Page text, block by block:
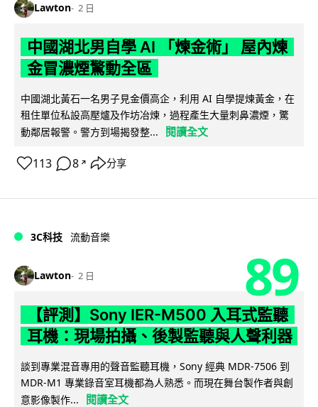
Lawton 2 日
中國湖北男自學 AI 「煉金術」 屋內煉
金冒濃煙驚動全區
中國湖北黃石一名男子見金價高企，利用 AI 自學提煉黃金，在
租住單位私設高壓爐及作坊冶煉，過程產生大量刺鼻濃煙，驚
動鄰居報警。警方到場揭發整...
閱讀全文
113 8 ↗ 分享
3C科技 流動音樂
Lawton 2 日 89
【評測】Sony IER-M500 入耳式監聽
耳機：現場拍攝、後製監聽與人聲利器
談到專業混音專用的聲音監聽耳機，Sony 經典 MDR-7506 到
MDR-M1 專業錄音室耳機都為人熟悉。而現在舞台製作者與創
意影像製作...
閱讀全文